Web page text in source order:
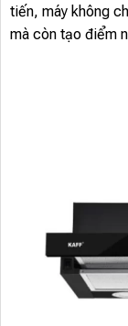
tiến, máy không
mà còn tạo điểm